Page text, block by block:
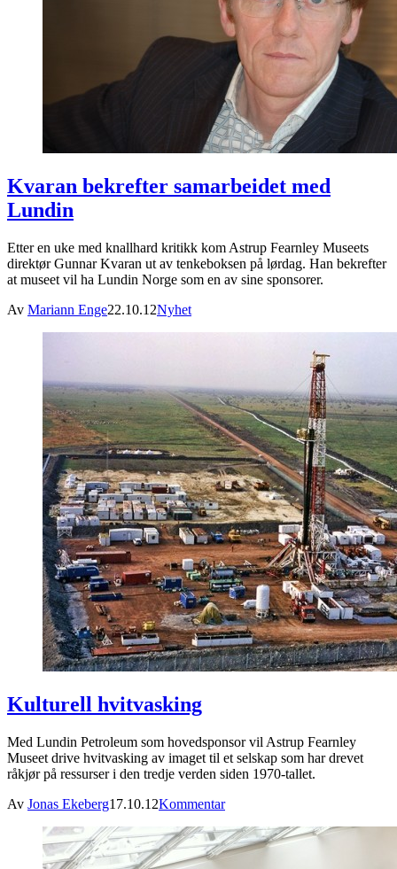
Kvaran bekrefter samarbeidet med
Lundin
Etter en uke med knallhard kritikk kom Astrup Fearnley Museets
direktør Gunnar Kvaran ut av tenkeboksen på lørdag. Han bekrefter
at museet vil ha Lundin Norge som en av sine sponsorer.
Av Mariann Enge22.10.12Nyhet
Kulturell hvitvasking
Med Lundin Petroleum som hovedsponsor vil Astrup Fearnley
Museet drive hvitvasking av imaget til et selskap som har drevet
råkjør på ressurser i den tredje verden siden 1970-tallet.
Av Jonas Ekeberg17.10.12Kommentar